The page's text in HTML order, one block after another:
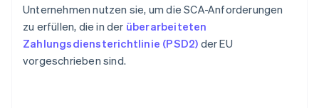
Unternehmen nutzen sie, um die SCA-Anforderungen
zu erfüllen, die in der überarbeiteten
Zahlungsdiensterichtlinie (PSD2) der EU
vorgeschrieben sind.